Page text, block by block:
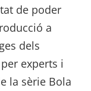
de poder
a
dels
experts i
la sèrie Bola